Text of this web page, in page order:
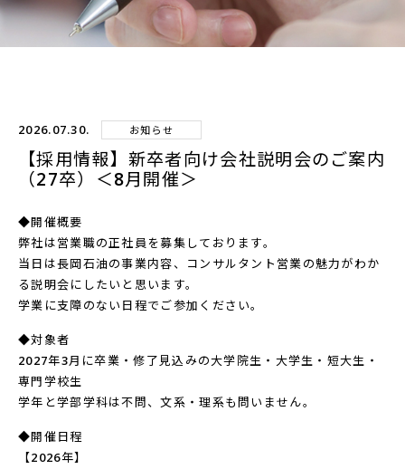
2026.07.30. お知らせ
【採用情報】新卒者向け会社説明会のご案内
（27卒）＜8月開催＞
◆開催概要
弊社は営業職の正社員を募集しております。
当日は長岡石油の事業内容、コンサルタント営業の魅力がわか
る説明会にしたいと思います。
学業に支障のない日程でご参加ください。
◆対象者
2027年3月に卒業・修了見込みの大学院生・大学生・短大生・
専門学校生
学年と学部学科は不問、文系・理系も問いません。
◆開催日程
【2026年】